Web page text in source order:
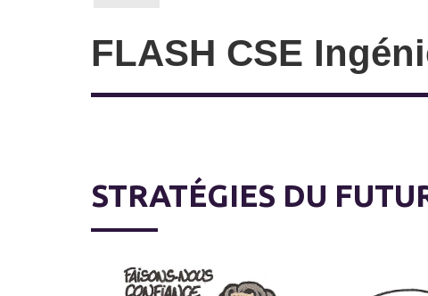
FLASH CSE
STRATÉGIES DU